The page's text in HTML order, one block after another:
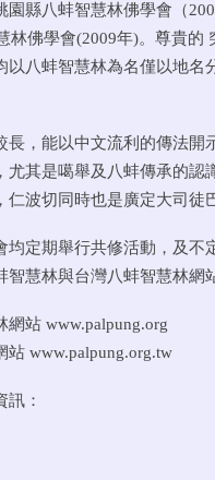
園縣八蚌智慧林佛學會（
林佛學會(2009年)。尊貴
以八蚌智慧林為名僅以地名
長，能以中文流利的傳法開
尤其是噶舉及八蚌傳承的認
仁波切同時也是廣定大司徒
均定期舉行共修活動，及
智慧林與台灣八蚌智慧林網
網站 www.palpung.org
www.palpung.org.tw
訊：